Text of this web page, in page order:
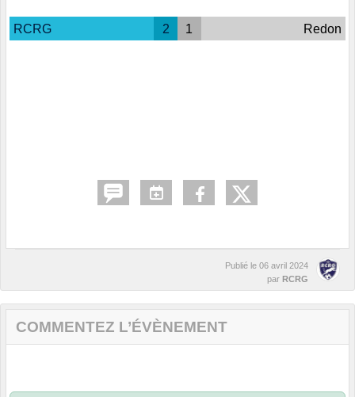
RCRG 2 1 Redon
Publié le 06 avril 2024
par RCRG
COMMENTEZ L’ÉVÈNEMENT